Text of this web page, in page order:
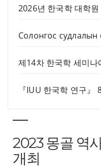
2026년 한국학 대학
Солонгос
제14차 한국학 세미
『IUU 한국학 연구』
2023 몽골 역
개최